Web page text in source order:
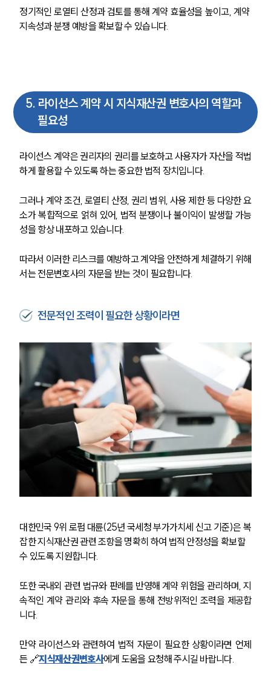
정기적인 로열티 산정과 검토를 통해 계약 효율성을 높이고, 계약
지속성과 분쟁 예방을 확보할 수 있습니다.
5. 라이선스 계약 시 지식재산권 변호사의 역할과
필요성
라이선스 계약은 권리자의 권리를 보호하고 사용자가 자산을 적법
하게 활용할 수 있도록 하는 중요한 법적 장치입니다.
그러나 계약 조건, 로열티 산정, 권리 범위, 사용 제한 등 다양한 요
소가 복합적으로 얽혀 있어, 법적 분쟁이나 불이익이 발생할 가능
성을 항상 내포하고 있습니다.
따라서 이러한 리스크를 예방하고 계약을 안전하게 체결하기 위해
서는 전문변호사의 자문을 받는 것이 필요합니다.
전문적인 조력이 필요한 상황이라면
대한민국 9위 로펌 대륜(25년 국세청 부가가치세 신고 기준)은 복
잡한 지식재산권 관련 조항을 명확히 하여 법적 안정성을 확보할
수 있도록 지원합니다.
또한 국내외 관련 법규와 판례를 반영해 계약 위험을 관리하며, 지
속적인 계약 관리와 후속 자문을 통해 전방위적인 조력을 제공합
니다.
만약 라이선스와 관련하여 법적 자문이 필요한 상황이라면 언제
든 🔗지식재산권변호사에게 도움을 요청해 주시길 바랍니다.